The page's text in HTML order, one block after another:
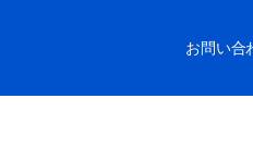
お問い合